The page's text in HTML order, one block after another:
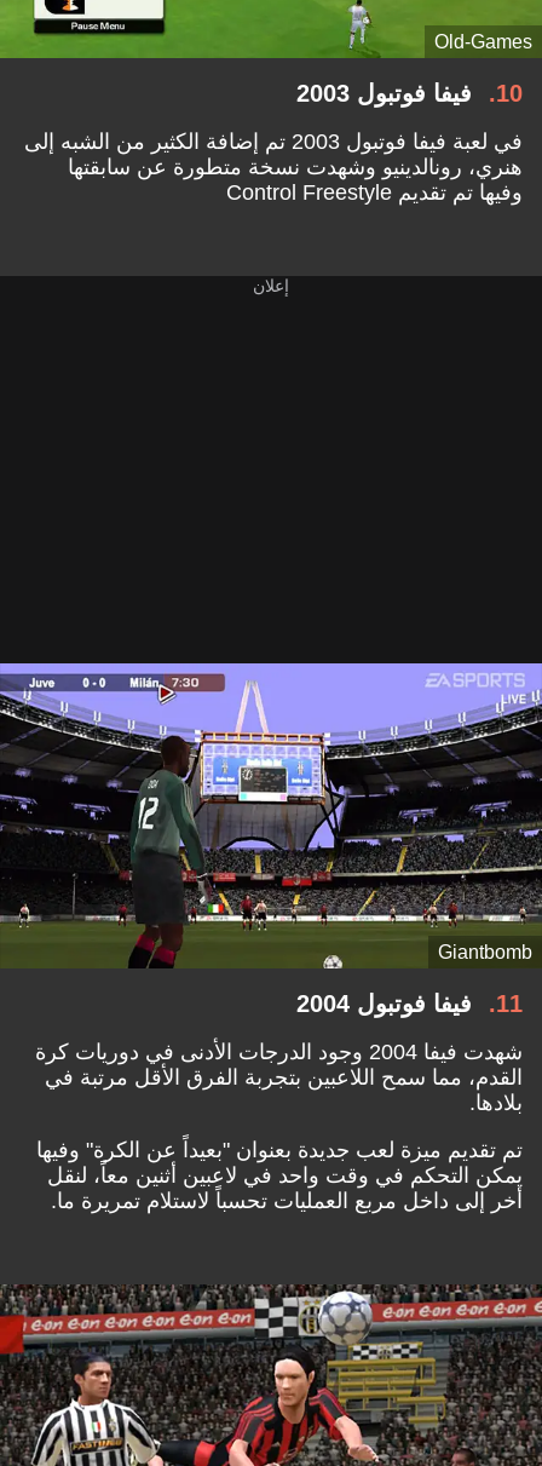
Old-Games
10 فيفا فوتبول 2003
في لعبة فيفا فوتبول 2003 تم إضافة الكثير من الشبه إلى
هنري، رونالدينيو وشهدت نسخة متطورة عن سابقتها
وفيها تم تقديم Control Freestyle
Giantbomb
11 فيفا فوتبول 2004
شهدت فيفا 2004 وجود الدرجات الأدنى في دوريات كرة
القدم، مما سمح اللاعبين بتجربة الفرق الأقل مرتبة في
بلادها.
تم تقديم ميزة لعب جديدة بعنوان "بعيداً عن الكرة" وفيها
يمكن التحكم في وقت واحد في لاعبين أثنين معاً، لنقل
أخر إلى داخل مربع العمليات تحسباً لاستلام تمريرة ما.